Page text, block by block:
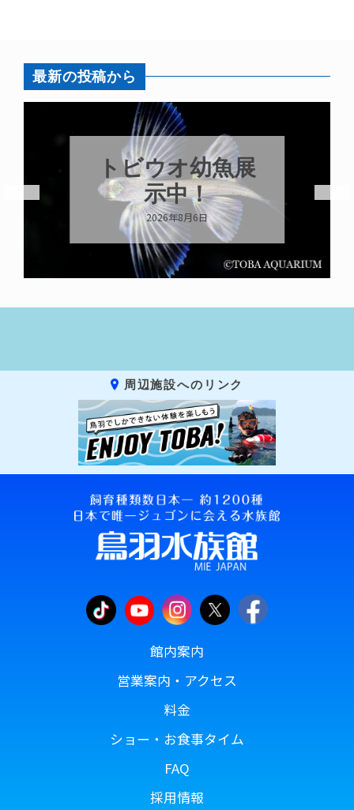
最新の投稿から
トビウオ幼魚展
示中！
2026年8月6日
周辺施設へのリンク
館内案内
営業案内・アクセス
料金
ショー・お食事タイム
FAQ
採用情報